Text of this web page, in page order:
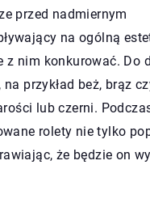
przed nadmiernym
na ogólną
z nim konkurować. Do
przykład beż, brąz
lub czerni.
rolety nie tylko
że będzie on